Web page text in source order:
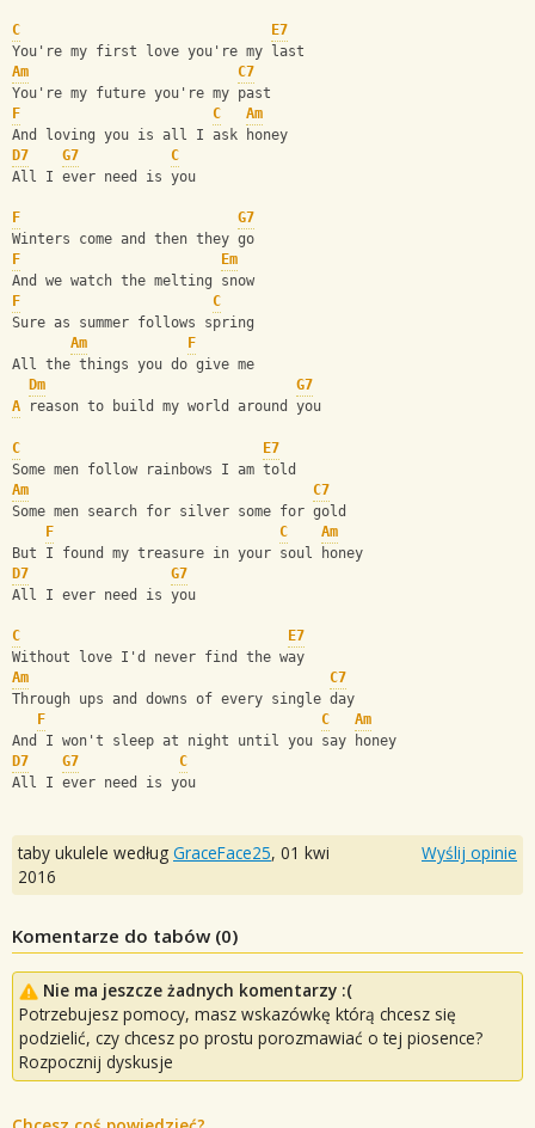
C
E7
You're my first love you're my last
Am
C7
You're my future you're my past
F
C
Am
And loving you is all I ask honey
D7
G7
C
All I ever need is you
F
G7
Winters come and then they go
F
Em
And we watch the melting snow
F
C
Sure as summer follows spring
Am
F
All the things you do give me
Dm
G7
A reason to build my world around you
C
E7
Some men follow rainbows I am told
Am
C7
Some men search for silver some for gold
F
C
Am
But I found my treasure in your soul honey
D7
G7
All I ever need is you
C
E7
Without love I'd never find the way
Am
C7
Through ups and downs of every single day
F
C
Am
And I won't sleep at night until you say honey
D7
G7
C
All I ever need is you
taby ukulele według GraceFace25, 01 kwi
2016
Wyślij opinie
Komentarze do tabów (0)
Nie ma jeszcze żadnych komentarzy :(
Potrzebujesz pomocy, masz wskazówkę którą chcesz się
podzielić, czy chcesz po prostu porozmawiać o tej piosence?
Rozpocznij dyskusje